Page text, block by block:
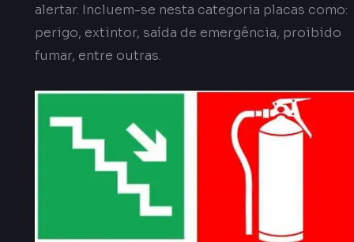
alertar. Incluem-se nesta categoria placas como:
perigo, extintor, saída de emergência, proibido
fumar, entre outras.